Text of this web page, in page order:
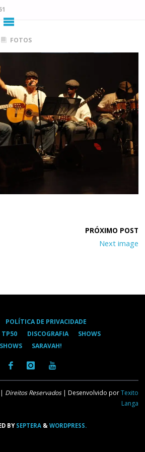
FOTOS
Next image
POLÍTICA DE PRIVACIDADE
TP50 DISCOGRAFIA
SHOWS
SHOWS SARAVAH!
| Direitos Reservados| Desenvolvido porTexito
Langa
BYSEPTERA & WORDPRESS.